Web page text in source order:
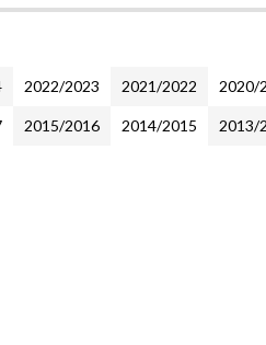
2022/2023 2021/2022 2020/
2015/2016 2014/2015 2013/